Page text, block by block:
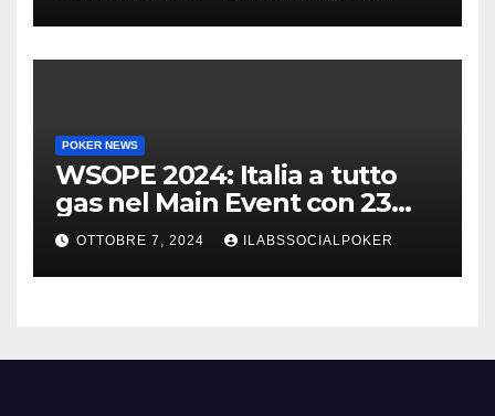
POKER NEWS
WSOPE 2024: Italia a tutto
gas nel Main Event con 23
azzurri al day 3
OTTOBRE 7, 2024 ILABSSOCIALPOKER